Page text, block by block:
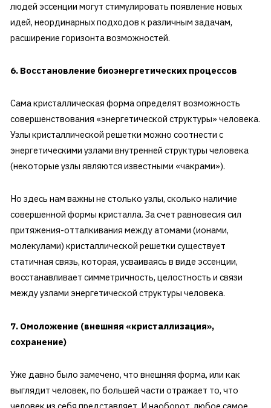
людей эссенции могут стимулировать появление новых
идей, неординарных подходов к различным задачам,
расширение горизонта возможностей.
6. Восстановление биоэнергетических процессов
Сама кристаллическая форма определят возможность
совершенствования «энергетической структуры» человека.
Узлы кристаллической решетки можно соотнести с
энергетическими узлами внутренней структуры человека
(некоторые узлы являются известными «чакрами»).
Но здесь нам важны не столько узлы, сколько наличие
совершенной формы кристалла. За счет равновесия сил
притяжения-отталкивания между атомами (ионами,
молекулами) кристаллической решетки существует
статичная связь, которая, усваиваясь в виде эссенции,
восстанавливает симметричность, целостность и связи
между узлами энергетической структуры человека.
7. Омоложение (внешняя «кристаллизация»,
сохранение)
Уже давно было замечено, что внешняя форма, или как
выглядит человек, по большей части отражает то, что
человек из себя представляет. И наоборот, любое самое